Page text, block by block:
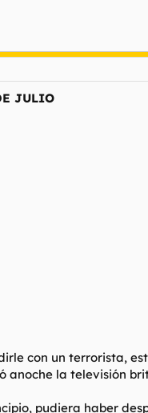
JULIO
con un terrorista,
anoche la televisión
pudiera haber